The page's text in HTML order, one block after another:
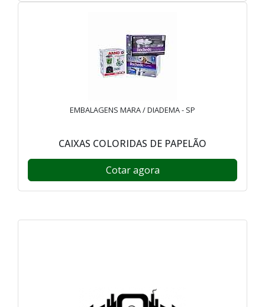
EMBALAGENS MARA / DIADEMA - SP
CAIXAS COLORIDAS DE PAPELÃO
Cotar agora